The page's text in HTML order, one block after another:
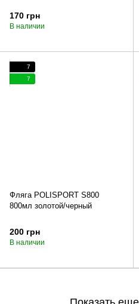
170 грн
В наличии
7
7
Фляга POLISPORT S800
800мл золотой/черный
200 грн
В наличии